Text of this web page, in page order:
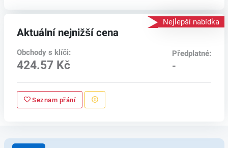
Nejlepší nabídka
Aktuální nejnižší cena
Obchody s klíči:
424.57 Kč
Předplatné:
-
Seznam přání